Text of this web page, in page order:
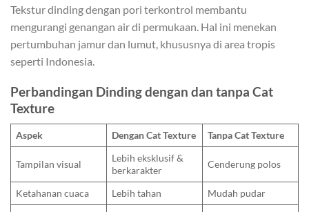
Tekstur dinding dengan pori terkontrol membantu
mengurangi genangan air di permukaan. Hal ini menekan
pertumbuhan jamur dan lumut, khususnya di area tropis
seperti Indonesia.
Perbandingan Dinding dengan dan tanpa Cat
Texture
Aspek Dengan Cat Texture Tanpa Cat Texture
Tampilan visual
Lebih eksklusif &
berkarakter
Cenderung polos
Ketahanan cuaca Lebih tahan
Mudah pudar